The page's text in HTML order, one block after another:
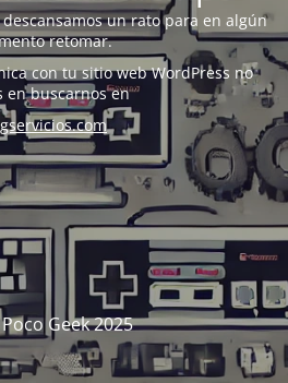
un rato para en algún
retomar.
con tu sitio web WordPress no
en buscarnos en
Geek 2025